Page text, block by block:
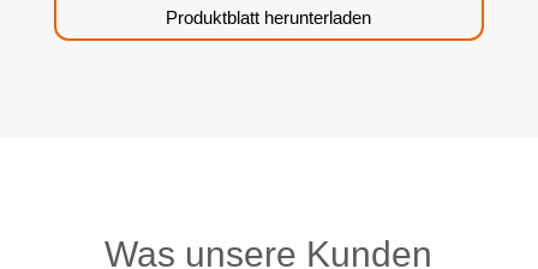
Produktblatt herunterladen
Was unsere Kunden